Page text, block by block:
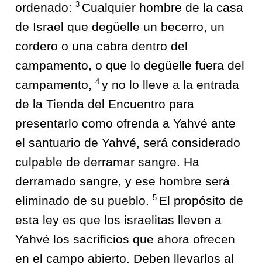
ordenado: 3 Cualquier hombre de la casa
de Israel que degüelle un becerro, un
cordero o una cabra dentro del
campamento, o que lo degüelle fuera del
campamento, 4 y no lo lleve a la entrada
de la Tienda del Encuentro para
presentarlo como ofrenda a Yahvé ante
el santuario de Yahvé, será considerado
culpable de derramar sangre. Ha
derramado sangre, y ese hombre será
eliminado de su pueblo. 5 El propósito de
esta ley es que los israelitas lleven a
Yahvé los sacrificios que ahora ofrecen
en el campo abierto. Deben llevarlos al